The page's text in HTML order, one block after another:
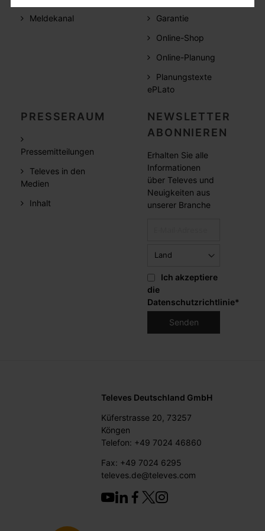
Meldekanal
Garantie
Online-Shop
Online-Planung
Planungstexte
ePLato
PRESSERAUM
Pressemitteilungen
Televes in den
Medien
Inhalt
NEWSLETTER
ABONNIEREN
Erhalten Sie alle
Informationen
über Televes und
Neuigkeiten aus
unserer Branche
Ich akzeptiere
die
Datenschutzrichtlinie*
Televes Deutschland GmbH
Küferstrasse 20, 73257
Köngen
Telefon: +49 7024 46860
Fax: +49 7024 6295
televes.de@televes.com